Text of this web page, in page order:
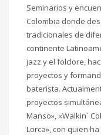
Seminarios y
Colombia donde
tradicionales de
continente
jazz y el folclore,
proyectos y
baterista.
proyectos
Manso», «Walkin´
Lorca», con quien